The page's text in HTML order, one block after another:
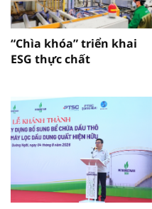
“Chìa khóa” triển khai
ESG thực chất